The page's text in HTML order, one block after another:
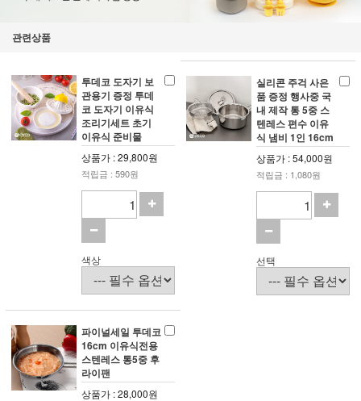
관련상품
투데코 도자기 보
관용기 증정 투데
코 도자기 이유식
조리기세트 초기
이유식 준비물
상품가 : 29,800원
적립금 : 590원
색상
실리콘 주걱 사은
품 증정 행사중 국
내 제작 통 5중 스
텐레스 편수 이유
식 냄비 1인 16cm
상품가 : 54,000원
적립금 : 1,080원
선택
파이널세일 투데코
16cm 이유식전용
스텐레스 통5중 후
라이팬
상품가 : 28,000원